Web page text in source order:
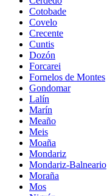
Cotobade
Covelo
Crecente
Cuntis
Dozón
Forcarei
Fornelos de Montes
Gondomar
Lalín
Marín
Meaño
Meis
Moaña
Mondariz
Mondariz-Balneario
Moraña
Mos